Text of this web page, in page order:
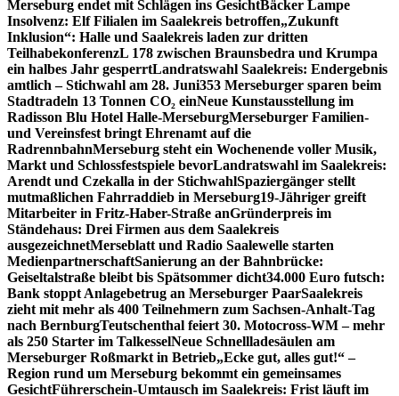
Merseburg endet mit Schlägen ins GesichtBäcker Lampe
Insolvenz: Elf Filialen im Saalekreis betroffen„Zukunft
Inklusion“: Halle und Saalekreis laden zur dritten
TeilhabekonferenzL 178 zwischen Braunsbedra und Krumpa
ein halbes Jahr gesperrtLandratswahl Saalekreis: Endergebnis
amtlich – Stichwahl am 28. Juni353 Merseburger sparen beim
Stadtradeln 13 Tonnen CO₂ einNeue Kunstausstellung im
Radisson Blu Hotel Halle-MerseburgMerseburger Familien-
und Vereinsfest bringt Ehrenamt auf die
RadrennbahnMerseburg steht ein Wochenende voller Musik,
Markt und Schlossfestspiele bevorLandratswahl im Saalekreis:
Arendt und Czekalla in der StichwahlSpaziergänger stellt
mutmaßlichen Fahrraddieb in Merseburg19-Jähriger greift
Mitarbeiter in Fritz-Haber-Straße anGründerpreis im
Ständehaus: Drei Firmen aus dem Saalekreis
ausgezeichnetMerseblatt und Radio Saalewelle starten
MedienpartnerschaftSanierung an der Bahnbrücke:
Geiseltalstraße bleibt bis Spätsommer dicht34.000 Euro futsch:
Bank stoppt Anlagebetrug an Merseburger PaarSaalekreis
zieht mit mehr als 400 Teilnehmern zum Sachsen-Anhalt-Tag
nach BernburgTeutschenthal feiert 30. Motocross-WM – mehr
als 250 Starter im TalkesselNeue Schnellladesäulen am
Merseburger Roßmarkt in Betrieb„Ecke gut, alles gut!“ –
Region rund um Merseburg bekommt ein gemeinsames
GesichtFührerschein-Umtausch im Saalekreis: Frist läuft im